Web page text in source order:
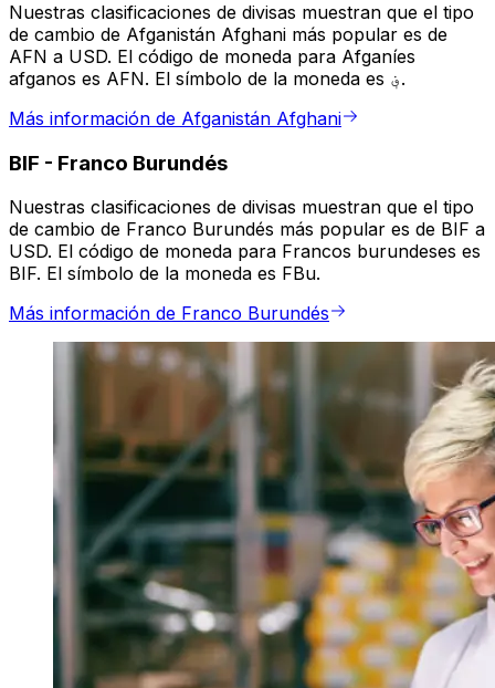
Nuestras clasificaciones de divisas muestran que el tipo
de cambio de Afganistán Afghani más popular es de
AFN a USD. El código de moneda para Afganíes
afganos es AFN. El símbolo de la moneda es ؋.
Más información de Afganistán Afghani
BIF - Franco Burundés
Nuestras clasificaciones de divisas muestran que el tipo
de cambio de Franco Burundés más popular es de BIF a
USD. El código de moneda para Francos burundeses es
BIF. El símbolo de la moneda es FBu.
Más información de Franco Burundés